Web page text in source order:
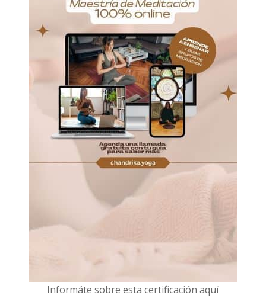
Informáte sobre esta certificación aquí